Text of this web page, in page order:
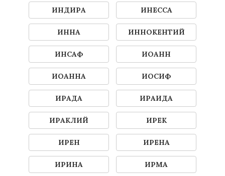
ИНДИРА ИНЕССА
ИННА ИННОКЕНТИЙ
ИНСАФ ИОАНН
ИОАННА ИОСИФ
ИРАДА ИРАИДА
ИРАКЛИЙ ИРЕК
ИРЕН ИРЕНА
ИРИНА ИРМА